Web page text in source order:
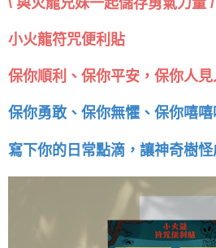
小火龍符咒便利貼
保你順利、保你平安，保你人見
保你勇敢、保你無懼、保你嘻
寫下你的日常點滴，讓神奇樹